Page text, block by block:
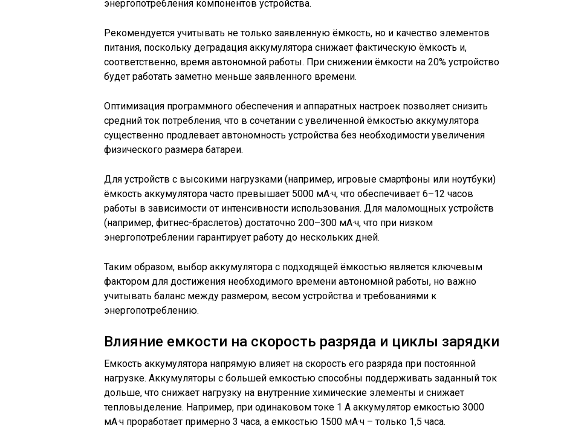
энергопотребления компонентов устройства.
Рекомендуется учитывать не только заявленную ёмкость, но и качество элементов
питания, поскольку деградация аккумулятора снижает фактическую ёмкость и,
соответственно, время автономной работы. При снижении ёмкости на 20% устройство
будет работать заметно меньше заявленного времени.
Оптимизация программного обеспечения и аппаратных настроек позволяет снизить
средний ток потребления, что в сочетании с увеличенной ёмкостью аккумулятора
существенно продлевает автономность устройства без необходимости увеличения
физического размера батареи.
Для устройств с высокими нагрузками (например, игровые смартфоны или ноутбуки)
ёмкость аккумулятора часто превышает 5000 мА·ч, что обеспечивает 6–12 часов
работы в зависимости от интенсивности использования. Для маломощных устройств
(например, фитнес-браслетов) достаточно 200–300 мА·ч, что при низком
энергопотреблении гарантирует работу до нескольких дней.
Таким образом, выбор аккумулятора с подходящей ёмкостью является ключевым
фактором для достижения необходимого времени автономной работы, но важно
учитывать баланс между размером, весом устройства и требованиями к
энергопотреблению.
Влияние емкости на скорость разряда и циклы зарядки
Емкость аккумулятора напрямую влияет на скорость его разряда при постоянной
нагрузке. Аккумуляторы с большей емкостью способны поддерживать заданный ток
дольше, что снижает нагрузку на внутренние химические элементы и снижает
тепловыделение. Например, при одинаковом токе 1 А аккумулятор емкостью 3000
мА·ч проработает примерно 3 часа, а емкостью 1500 мА·ч – только 1,5 часа.